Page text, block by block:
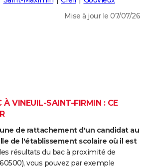
Mise à jour le 07/07/26
À VINEUIL-SAINT-FIRMIN : CE
de rattachement d'un candidat au
de l'établissement scolaire où il est
résultats du bac à proximité de
vous pouvez par exemple